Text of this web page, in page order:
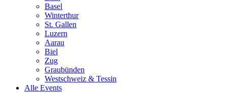
Basel
Winterthur
St. Gallen
Luzern
Aarau
Biel
Zug
Graubünden
Westschweiz & Tessin
Alle Events